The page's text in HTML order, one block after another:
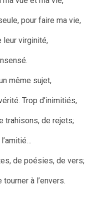
pour faire ma vie,
leur virginité,
même sujet,
Trop d’inimitiés,
trahisons, de rejets;
de poésies, de vers;
à l’envers.